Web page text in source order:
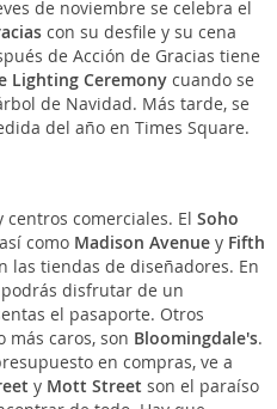
de noviembre se celebra el
con su desfile y su cena
de Acción de Gracias tiene
Lighting Ceremonycuando se
de Navidad. Más tarde, se
del año en Times Square.
centros comerciales. El Soho
como Madison Avenuey Fifth
las tiendas de diseñadores. En
disfrutar de un
el pasaporte. Otros
más caros, son Bloomingdale's.
en compras, ve a
y Mott Street son el paraíso